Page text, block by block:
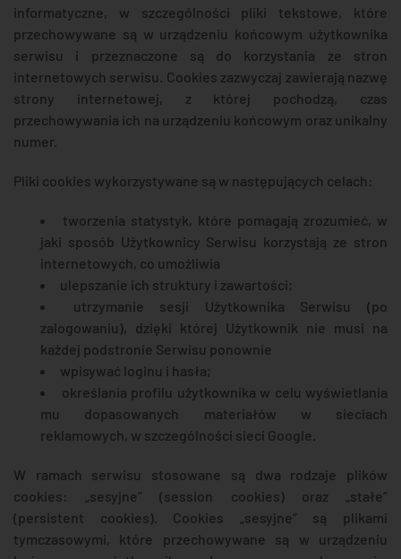
informatyczne, w szczególności pliki tekstowe, które
przechowywane są w urządzeniu końcowym użytkownika
serwisu i przeznaczone są do korzystania ze stron
internetowych serwisu. Cookies zazwyczaj zawierają nazwę
strony internetowej, z której pochodzą, czas
przechowywania ich na urządzeniu końcowym oraz unikalny
numer.
Pliki cookies wykorzystywane są w następujących celach:
tworzenia statystyk, które pomagają zrozumieć, w
jaki sposób Użytkownicy Serwisu korzystają ze stron
internetowych, co umożliwia
ulepszanie ich struktury i zawartości;
utrzymanie sesji Użytkownika Serwisu (po
zalogowaniu), dzięki której Użytkownik nie musi na
każdej podstronie Serwisu ponownie
wpisywać loginu i hasła;
określania profilu użytkownika w celu wyświetlania
mu dopasowanych materiałów w sieciach
reklamowych, w szczególności sieci Google.
W ramach serwisu stosowane są dwa rodzaje plików
cookies: „sesyjne” (session cookies) oraz „stałe”
(persistent cookies). Cookies „sesyjne” są plikami
tymczasowymi, które przechowywane są w urządzeniu